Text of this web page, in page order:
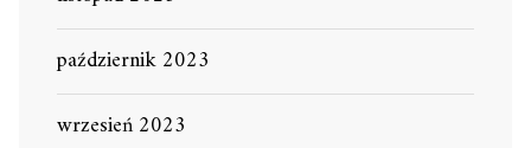
październik 2023
wrzesień 2023